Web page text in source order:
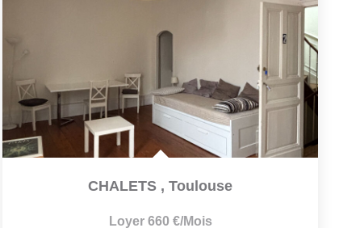
CHALETS ,Toulouse
Loyer 660 €/mois